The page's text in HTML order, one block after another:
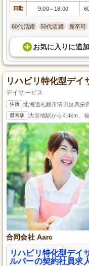
日勤 9:00～ 18:00
60代活躍 50代活躍 新卒可
お気に入り に追加
リハビリ特化型デイ
デイサービス
住所 北海道札幌市清田区真栄
最寄駅 大谷地駅から4.4km、
合同会社 Aarc
リハビリ特化型デイ
ルパーの契約社員求